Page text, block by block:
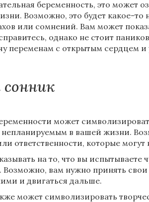
беременность, это может
Возможно, это будет какое-то
или сомнений. Вам может
однако не стоит
переменам с открытым сердцем и
может
в вашей жизни.
ответственности, которые могут
на то, что вы испытываете
вам нужно принять свои
и двигаться дальше.
может символизировать